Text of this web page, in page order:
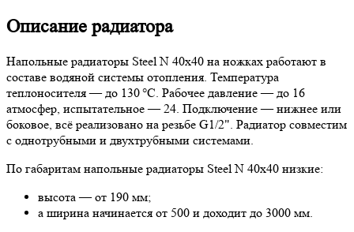
Описание радиатора
Напольные радиаторы Steel N 40х40 на ножках работают в
составе водяной системы отопления. Температура
теплоносителя — до 130 °C. Рабочее давление — до 16
атмосфер, испытательное — 24. Подключение — нижнее или
боковое, всё реализовано на резьбе G1/2". Радиатор совместим
с однотрубными и двухтрубными системами.
По габаритам напольные радиаторы Steel N 40х40 низкие:
высота — от 190 мм;
а ширина начинается от 500 и доходит до 3000 мм.